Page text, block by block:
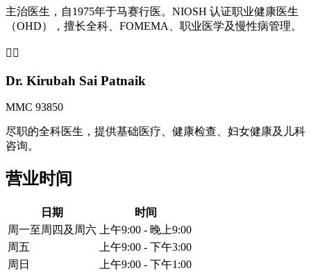
主治医生，自1975年于马赛行医。NIOSH 认证职业健康医生
（OHD），擅长全科、FOMEMA、职业医学及慢性病管理。
👩‍⚕️
Dr. Kirubah Sai Patnaik
MMC 93850
尽职的全科医生，提供基础医疗、健康检查、妇女健康及儿科
咨询。
营业时间
日期
时间
周一至周四及周六
上午9:00 - 晚上9:00
周五
上午9:00 - 下午3:00
周日
上午9:00 - 下午1:00